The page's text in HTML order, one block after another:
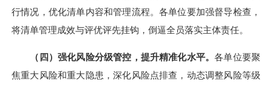
行情况，优化清单内容和管理流程。各单位要加强督导检查，
将清单管理成效与评优评先挂钩，倒逼全员落实主体责任。
（四）强化风险分级管控，提升精准化水平。各单位要聚
焦重大风险和重大隐患，深化风险点排查，动态调整风险等级